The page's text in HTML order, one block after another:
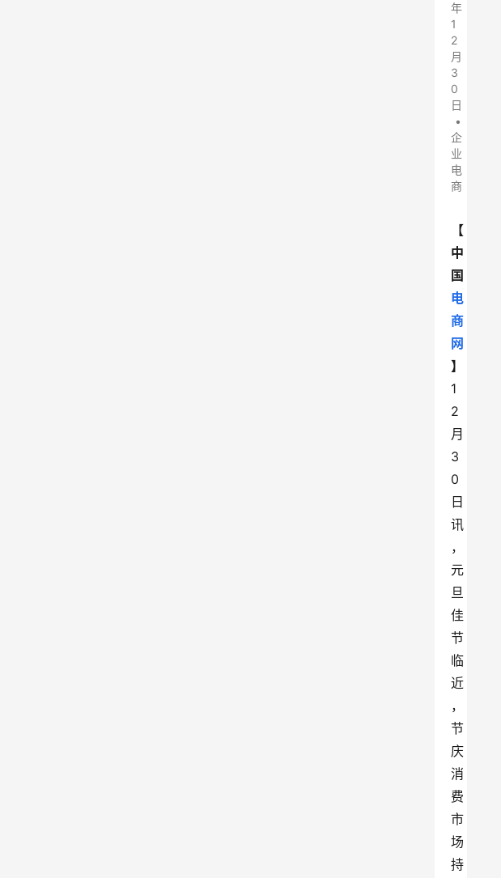
年
1
2
月
3
0
日
•
企
业
电
商
【
中
国
电
商
网
】
1
2
月
3
0
日
讯
，
元
旦
佳
节
临
近
，
节
庆
消
费
市
场
持